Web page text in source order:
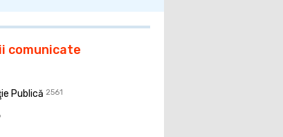
comunicate
Publică 2561